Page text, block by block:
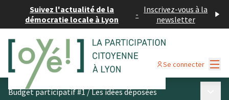
Suivez l'actualité de la
démocratie locale à Lyon
- Inscrivez-vous à la
newsletter
Se connecter
Budget participatif #1/Les idées déposées